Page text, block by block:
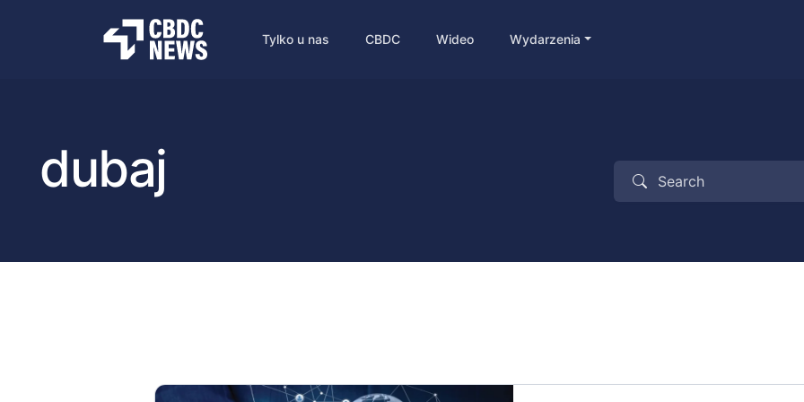
Tylko u nas CBDC Wideo Wydarzenia
dubaj